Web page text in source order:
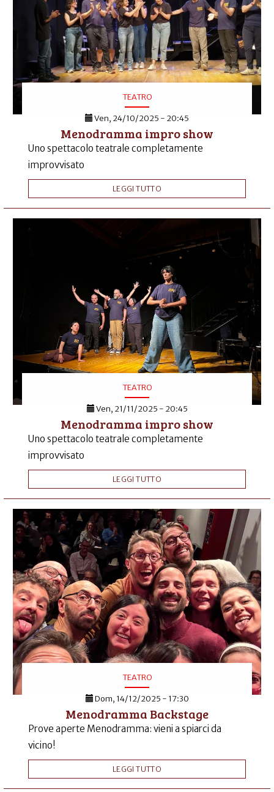
TEATRO
Ven, 24/10/2025 - 20:45
Menodramma impro show
Uno spettacolo teatrale completamente
improvvisato
LEGGI TUTTO
TEATRO
Ven, 21/11/2025 - 20:45
Menodramma impro show
Uno spettacolo teatrale completamente
improvvisato
LEGGI TUTTO
TEATRO
Dom, 14/12/2025 - 17:30
Menodramma Backstage
Prove aperte Menodramma: vieni a spiarci da
vicino!
LEGGI TUTTO